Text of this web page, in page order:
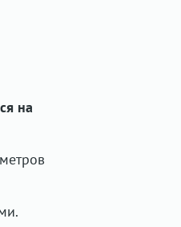
на